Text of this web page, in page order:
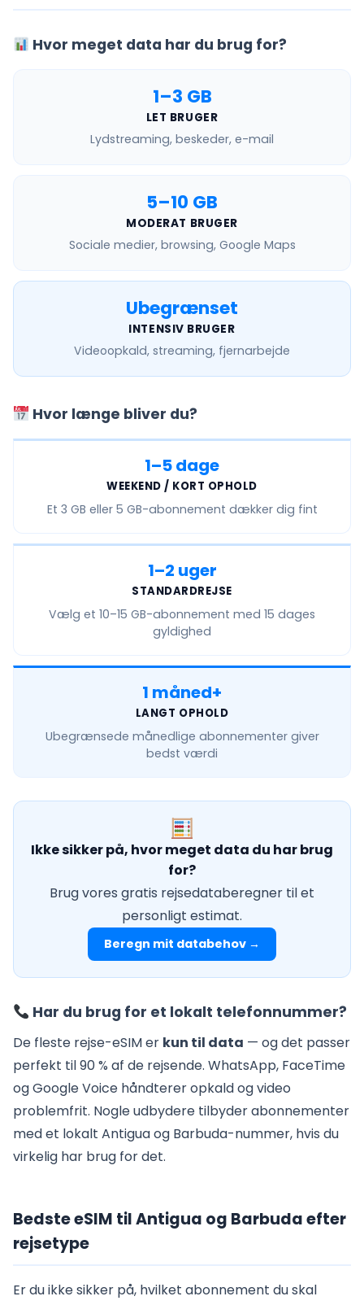
Hvor meget data har du brug for?
1–3 GB
LET BRUGER
Lydstreaming, beskeder, e-mail
5–10 GB
MODERAT BRUGER
Sociale medier, browsing, Google Maps
Ubegrænset
INTENSIV BRUGER
Videoopkald, streaming, fjernarbejde
Hvor længe bliver du?
1–5 dage
WEEKEND / KORT OPHOLD
Et 3 GB eller 5 GB-abonnement dækker dig fint
1–2 uger
STANDARDREJSE
Vælg et 10–15 GB-abonnement med 15 dages
gyldighed
1 måned+
LANGT OPHOLD
Ubegrænsede månedlige abonnementer giver
bedst værdi
Ikke sikker på, hvor meget data du har brug
for?
Brug vores gratis rejsedataberegner til et
personligt estimat.
Beregn mit databehov →
Har du brug for et lokalt telefonnummer?
De fleste rejse-eSIM er kun til data — og det passer
perfekt til 90 % af de rejsende. WhatsApp, FaceTime
og Google Voice håndterer opkald og video
problemfrit. Nogle udbydere tilbyder abonnementer
med et lokalt Antigua og Barbuda-nummer, hvis du
virkelig har brug for det.
Bedste eSIM til Antigua og Barbuda efter
rejsetype
Er du ikke sikker på, hvilket abonnement du skal